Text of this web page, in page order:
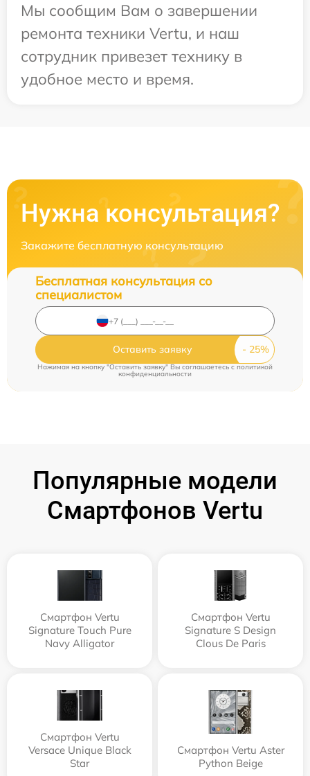
Мы сообщим Вам о завершении
ремонта техники Vertu, и наш
сотрудник привезет технику в
удобное место и время.
Нужна консультация?
Закажите бесплатную консультацию
Бесплатная консультация со
специалистом
Оставить заявку
Нажимая на кнопку "Оставить заявку" Вы соглашаетесь cполитикой
конфиденциальности
Популярные модели
Смартфонов Vertu
Смартфон Vertu
Signature Touch Pure
Navy Alligator
Смартфон Vertu
Signature S Design
Clous De Paris
Смартфон Vertu
Versace Unique Black
Star
Смартфон Vertu Aster
Python Beige